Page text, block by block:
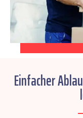
Einfacher